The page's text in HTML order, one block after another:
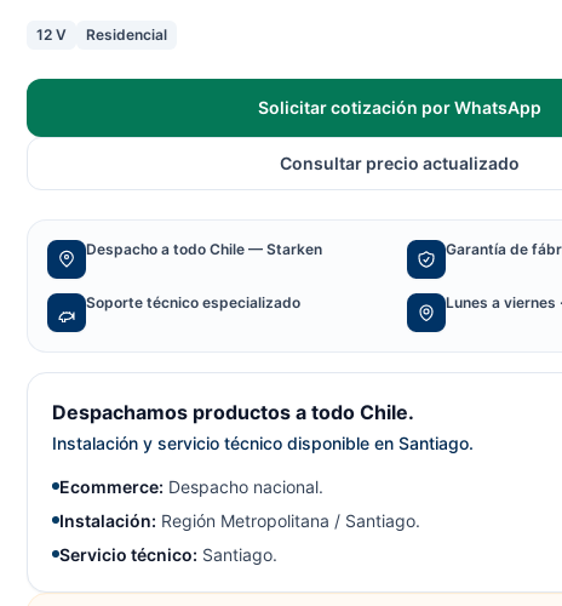
12 V Residencial
Solicitar cotización por WhatsApp
Consultar precio actualizado
Despacho a todo Chile — Starken Garantía de
Soporte técnico especializado Lunes a viernes
Despachamos productos a todo Chile.
Instalación y servicio técnico disponible en Santiago.
Ecommerce: Despacho nacional.
Instalación: Región Metropolitana / Santiago.
Servicio técnico: Santiago.